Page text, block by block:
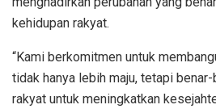
kehidupan rakyat.
“Kami berkomitmen untuk
tidak hanya lebih maju, tetapi
rakyat untuk meningkatkan